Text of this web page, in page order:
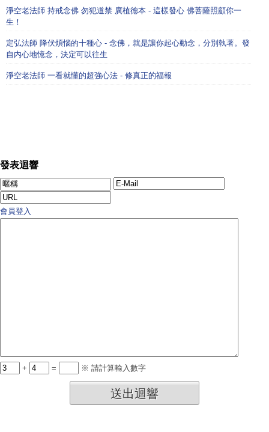
淨空老法師 持戒念佛 勿犯道禁 廣植德本 - 這樣發心 佛菩薩照顧你一
生！
定弘法師 降伏煩惱的十種心 - 念佛，就是讓你起心動念，分別執著。發
自内心地憶念，決定可以往生
淨空老法師 一看就懂的超強心法 - 修真正的福報
發表迴響
會員登入
+ = ※ 請計算輸入數字
送出迴響